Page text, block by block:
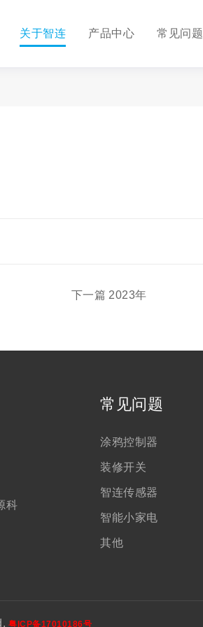
关于智连 产品中心 常见问题
下一篇 2023年
科
常见问题
涂鸦控制器
装修开关
智连传感器
智能小家电
其他
粤ICP备17010186号